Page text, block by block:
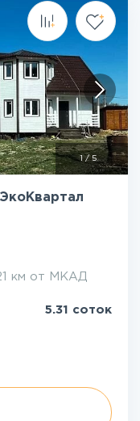
1/5
км от МКАД
5.31 соток